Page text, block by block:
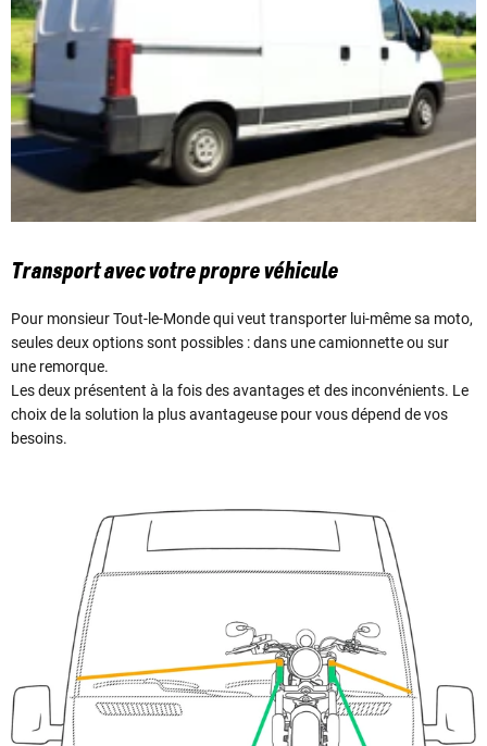
Transport avec votre propre véhicule
Pour monsieur Tout-le-Monde qui veut transporter lui-même sa moto,
seules deux options sont possibles : dans une camionnette ou sur
une remorque.
Les deux présentent à la fois des avantages et des inconvénients. Le
choix de la solution la plus avantageuse pour vous dépend de vos
besoins.